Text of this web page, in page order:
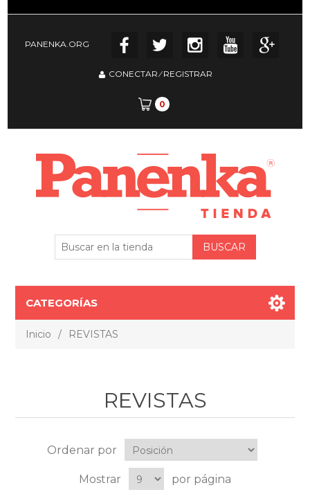
PANENKA.ORG
CONECTAR⁄REGISTRAR
0
CATEGORÍAS
Inicio / REVISTAS
REVISTAS
Ordenar por
Mostrar por página